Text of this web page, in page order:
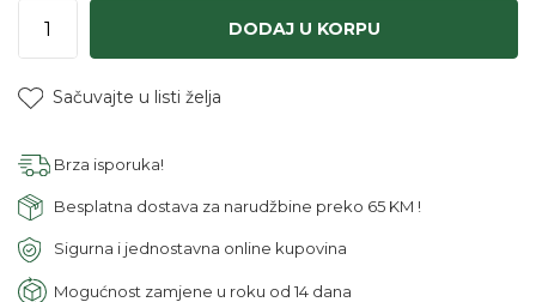
DODAJ U KORPU
Sačuvajte u listi želja
Brza isporuka!
Besplatna dostava za narudžbine preko 65 KM !
Sigurna i jednostavna online kupovina
Mogućnost zamjene u roku od 14 dana